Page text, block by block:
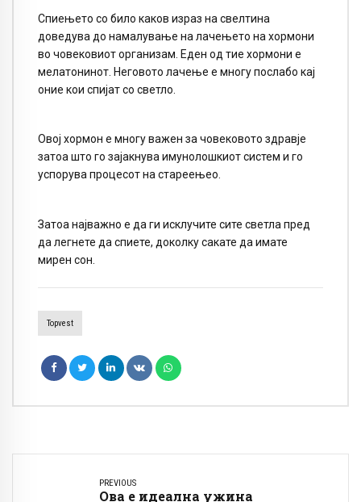
Спиењето со било каков израз на свелтина
доведува до намалување на лачењето на хормони
во човековиот организам. Еден од тие хормони е
мелатонинот. Неговото лачење е многу послабо кај
оние кои спијат со светло.
Овој хормон е многу важен за човековото здравје
затоа што го зајакнува имунолошкиот систем и го
успорува процесот на стареењео.
Затоа најважно е да ги исклучите сите светла пред
да легнете да спиете, доколку сакате да имате
мирен сон.
Topvest
PREVIOUS
Ова е идеална ужина